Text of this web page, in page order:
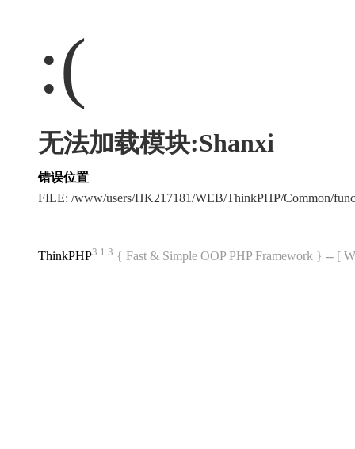
:(
无法加载模块:Shanxi
错误位置
FILE: /www/users/HK217181/WEB/ThinkPHP/Common/
ThinkPHP3.1.3 { Fast & Simple OOP PHP Framework } -- [